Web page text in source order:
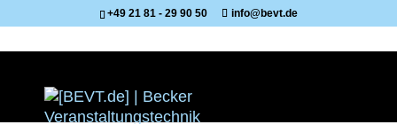
+49 21 81 - 29 90 50 info@bevt.de
Musikanlage 3